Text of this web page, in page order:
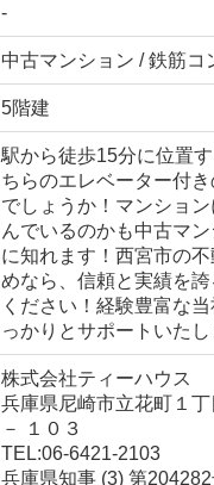
-
中古マンション / 鉄筋コ
5階建
駅から徒歩15分に位置
ちらのエレベーター付
でしょうか！マンショ
んでいるのかも中古マ
に知れます！西宮市の
めなら、信頼と実績を
ください！経験豊富な
っかりとサポートいた
株式会社ティーハウス
兵庫県尼崎市立花町１丁
－ １０３
TEL:06-6421-2103
兵庫県知事 (3) 第